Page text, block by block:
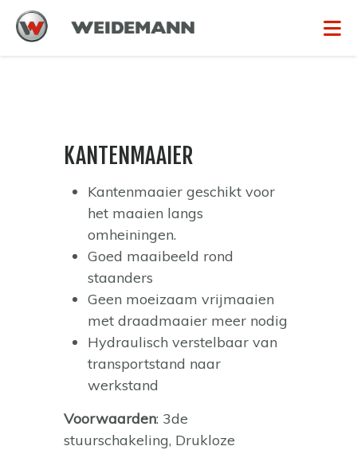
KANTENMAAIER
Kantenmaaier geschikt voor
het maaien langs
omheiningen.
Goed maaibeeld rond
staanders
Geen moeizaam vrijmaaien
met draadmaaier meer nodig
Hydraulisch verstelbaar van
transportstand naar
werkstand
Voorwaarden: 3de
stuurschakeling, Drukloze